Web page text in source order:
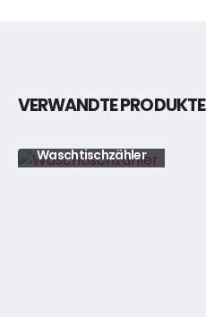
VERWANDTE PRODUKTE
Waschtischzähler